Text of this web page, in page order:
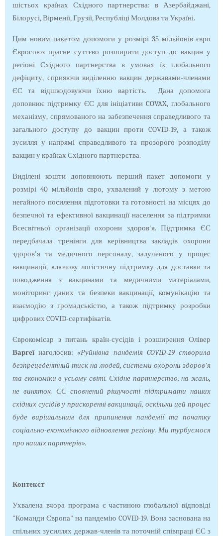
шістьох країнах Східного партнерства: в Азербайджані,
Білорусі, Вірменії, Грузії, Республіці Молдова та Україні.
Цим новим пакетом допомоги у розмірі 35 мільйонів євро
Євросоюз прагне суттєво розширити доступ до вакцин у
регіоні Східного партнерства в умовах їх глобального
дефіциту, сприяючи виділенню вакцин державами-членами
ЄС та відшкодовуючи їхню вартість. Дана допомога
доповнює підтримку ЄС для ініціативи COVAX, глобального
механізму, спрямованого на забезпечення справедливого та
загального доступу до вакцин проти COVID-19, а також
зусилля у напрямі справедливого та прозорого розподілу
вакцин у країнах Східного партнерства.
Виділені кошти доповнюють перший пакет допомоги у
розмірі 40 мільйонів євро, ухвалений у лютому з метою
негайного посилення підготовки та готовності на місцях до
безпечної та ефективної вакцинації населення за підтримки
Всесвітньої організації охорони здоров'я. Підтримка ЄС
передбачала тренінги для керівництва закладів охорони
здоров'я та медичного персоналу, залученого у процес
вакцинації, ключову логістичну підтримку для доставки та
поводження з вакцинами та медичними матеріалами,
моніторинг даних та безпеки вакцинації, комунікацію та
взаємодію з громадськістю, а також підтримку розробки
цифрових COVID-сертифікатів.
Єврокомісар з питань країн-сусідів і розширення Олівер
Варгеїнаголосив:«Руйнівна пандемія COVID-19 створила
безпрецедентний тиск на людей, системи охорони здоров'я
та економіки в усьому світі. Східне партнерство, на жаль,
не виняток. ЄС сповнений рішучості підтримати наших
східних сусідів у прискоренні вакцинації, оскільки цей процес
буде вирішальним для припинення пандемії та початку
соціально-економічного відновлення регіону. Ми турбуємося
про наших партнерів».
Контекст
Ухвалена вчора програма є частиною глобальної відповіді
"Команди Європа" на пандемію COVID-19. Вона заснована на
спільних зусиллях держав-членів та поточній співпраці ЄС з